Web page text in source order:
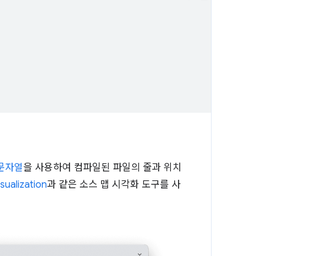
자열을 사용하여 컴파일된 파일의 줄과 위치
과 같은 소스 맵 시각화 도구를 사